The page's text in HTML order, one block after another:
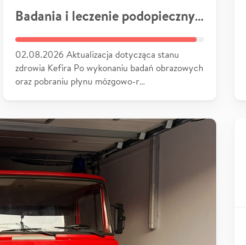
Badania i leczenie podopiecznych
02.08.2026 Aktualizacja dotycząca stanu
zdrowia Kefira Po wykonaniu badań obrazowych
oraz pobraniu płynu mózgowo-r…